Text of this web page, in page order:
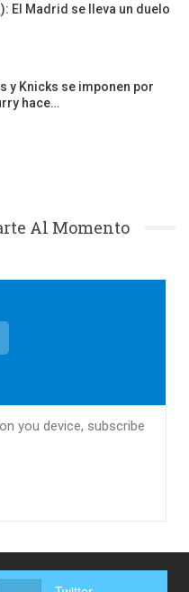
El Madrid se lleva un duelo
y Knicks se imponen por
hace…
Al Momento
you device, subscribe